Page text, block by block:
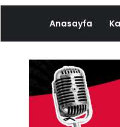
Anasayfa